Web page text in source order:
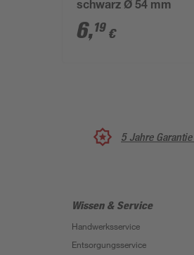
schwarz Ø 54 mm
6,19 €
5 Jahre
Wissen & Service
Handwerksservice
Entsorgungsservice